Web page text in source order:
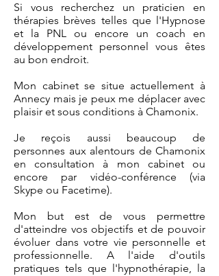
Si vous recherchez un praticien en
thérapies brèves telles que l'Hypnose
et la PNL ou encore un coach en
développement personnel vous êtes
au bon endroit.
Mon cabinet se situe actuellement à
Annecy mais je peux me déplacer avec
plaisir et sous conditions à Chamonix.
Je reçois aussi beaucoup de
personnes aux alentours de Chamonix
en consultation à mon cabinet ou
encore par vidéo-conférence (via
Skype ou Facetime).
Mon but est de vous permettre
d'atteindre vos objectifs et de pouvoir
évoluer dans votre vie personnelle et
professionnelle. A l'aide d'outils
pratiques tels que l'hypnothérapie, la